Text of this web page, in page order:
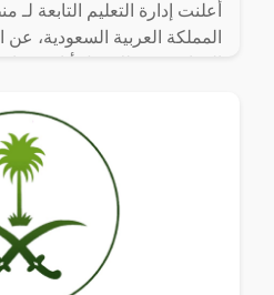
أعلنت إدارة التعليم التابعة
المملكة العربية السعودية،